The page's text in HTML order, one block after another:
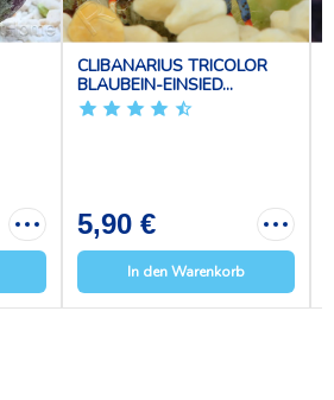
CLIBANARIUS TRICOLOR
BLAUBEIN-EINSIED...
5,90 €
In den Warenkorb